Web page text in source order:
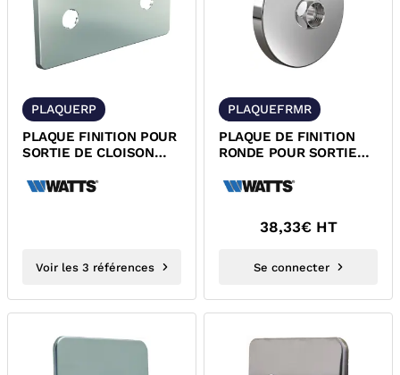
PLAQUERP
PLAQUE FINITION POUR
SORTIE DE CLOISON
Voir les 3 références
PLAQUEFRMR
PLAQUE DE FINITION
RONDE POUR SORTIE
MONOTROU FRM
38,33€ HT
Se connecter